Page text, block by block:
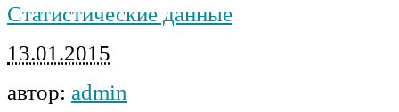
Статистические данные
13.01.2015
автор: admin